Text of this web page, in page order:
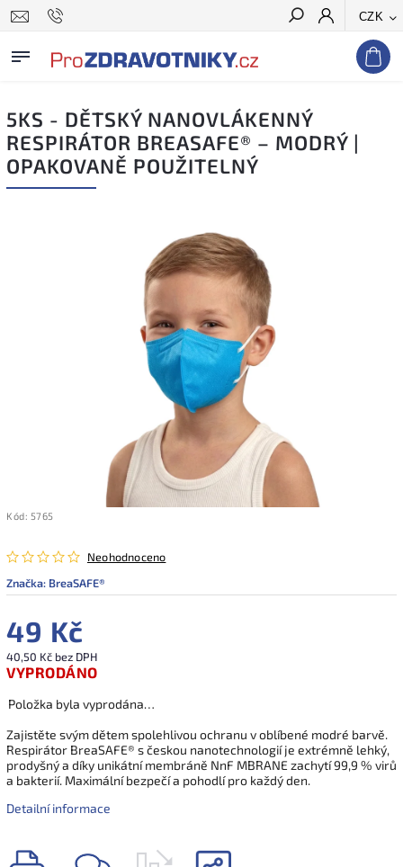
CZK
Hledat
5KS - DĚTSKÝ NANOVLÁKENNÝ
RESPIRÁTOR BREASAFE® – MODRÝ |
OPAKOVANĚ POUŽITELNÝ
Kód: 5765
Neohodnoceno
Značka: BreaSAFE®
49 Kč
40,50 Kč bez DPH
VYPRODÁNO
Položka byla vyprodána…
Zajistěte svým dětem spolehlivou ochranu v oblíbené modré barvě.
Respirátor BreaSAFE® s českou nanotechnologií je extrémně lehký,
prodyšný a díky unikátní membráně NnF MBRANE zachytí 99,9 % virů
a bakterií. Maximální bezpečí a pohodlí pro každý den.
Detailní informace